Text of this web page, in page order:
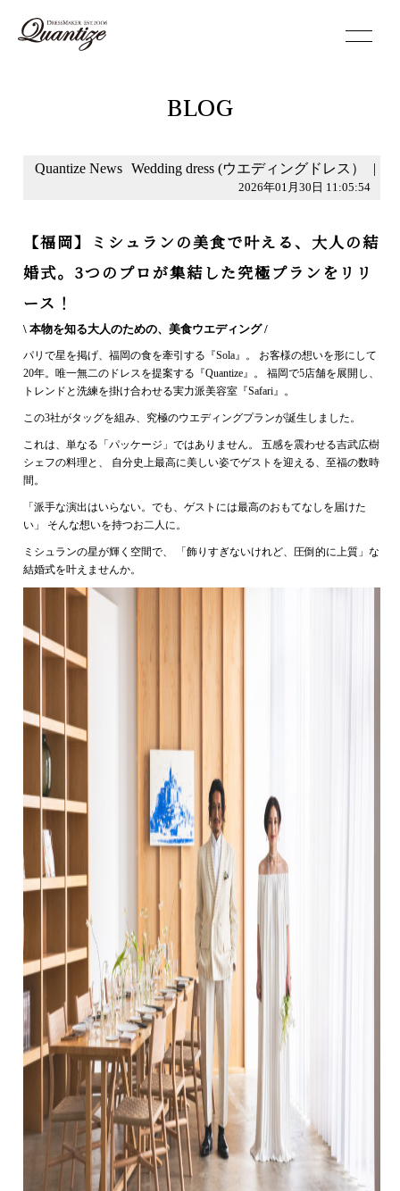
BLOG
Quantize News Wedding dress (ウエディングドレス） |
2026年01月30日 11:05:54
【福岡】ミシュランの美食で叶える、大人の結
婚式。3つのプロが集結した究極プランをリリ
ース！
\ 本物を知る大人のための、美食ウエディング /
パリで星を掲げ、福岡の食を牽引する『Sola』。 お客様の想いを形にして
20年。唯一無二のドレスを提案する『Quantize』。 福岡で5店舗を展開し、
トレンドと洗練を掛け合わせる実力派美容室『Safari』。
この3社がタッグを組み、究極のウエディングプランが誕生しました。
これは、単なる「パッケージ」ではありません。 五感を震わせる吉武広樹
シェフの料理と、 自分史上最高に美しい姿でゲストを迎える、至福の数時
間。
「派手な演出はいらない。でも、ゲストには最高のおもてなしを届けた
い」 そんな想いを持つお二人に。
ミシュランの星が輝く空間で、 「飾りすぎないけれど、圧倒的に上質」な
結婚式を叶えませんか。